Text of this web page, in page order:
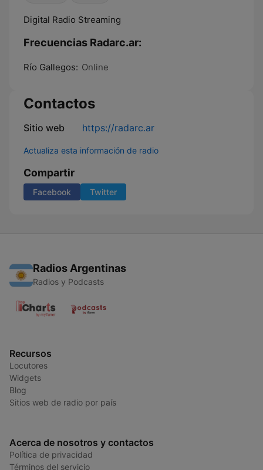
Digital Radio Streaming
Frecuencias Radarc.ar:
Río Gallegos: Online
Contactos
Sitio web https://radarc.ar
Actualiza esta información de radio
Compartir
Facebook Twitter
Radios Argentinas
Radios y Podcasts
Recursos
Locutores
Widgets
Blog
Sitios web de radio por país
Acerca de nosotros y contactos
Política de privacidad
Términos del servicio